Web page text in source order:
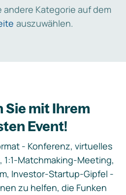
andere Kategorie auf dem
auszuwählen.
Sie mit Ihrem
Event!
- Konferenz, virtuelles
1:1-Matchmaking-Meeting,
Investor-Startup-Gipfel -
zu helfen, die Funken